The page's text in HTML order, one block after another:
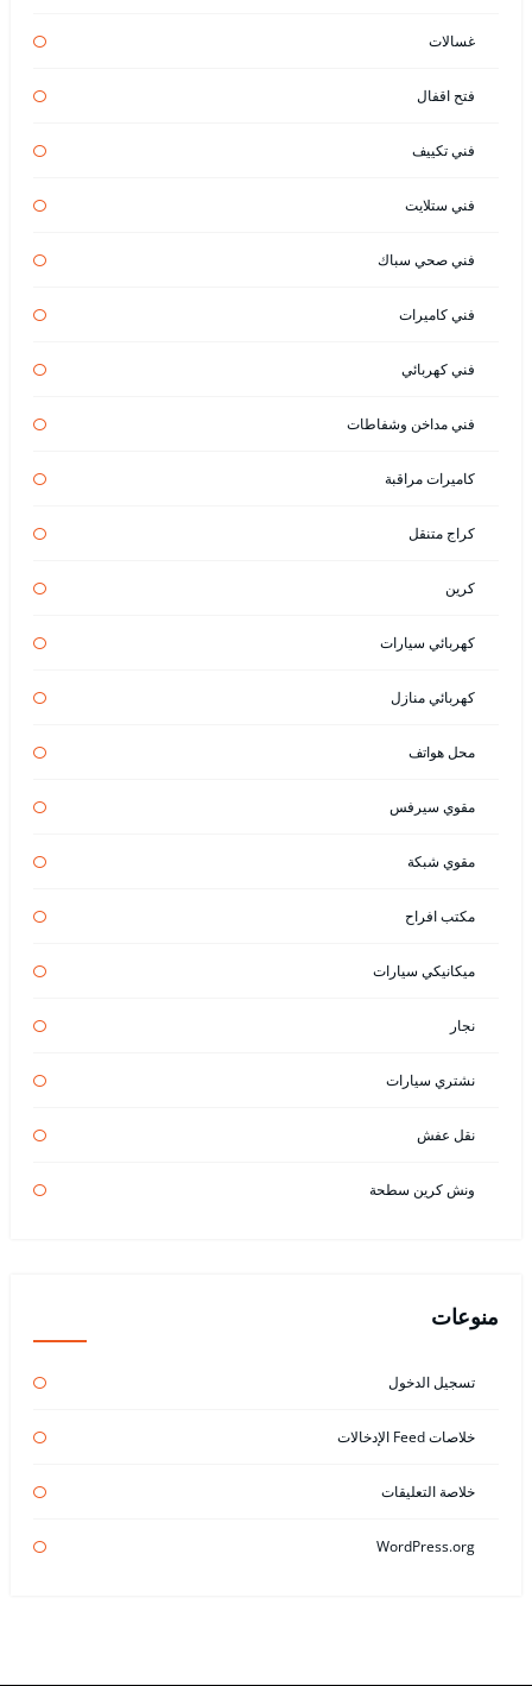
غسالات
فتح اقفال
فني تكييف
فني ستلايت
فني صحي سباك
فني كاميرات
فني كهربائي
فني مداخن وشفاطات
كاميرات مراقبة
كراج متنقل
كرين
كهربائي سيارات
كهربائي منازل
محل هواتف
مقوي سيرفس
مقوي شبكة
مكتب افراح
ميكانيكي سيارات
نجار
نشتري سيارات
نقل عفش
ونش كرين سطحة
منوعات
تسجيل الدخول
خلاصات Feed الإدخالات
خلاصة التعليقات
WordPress.org